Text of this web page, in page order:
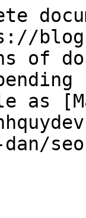
of
as
dan/